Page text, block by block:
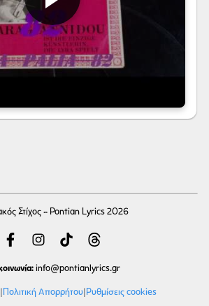
Στίχος - Pontian Lyrics 2026
info@pontianlyrics.gr
| Πολιτική Απορρήτου| Ρυθμίσεις cookies